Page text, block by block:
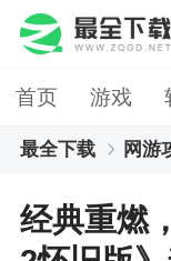
首页 游戏
最全下载 网游
定档，携手封
经典重燃